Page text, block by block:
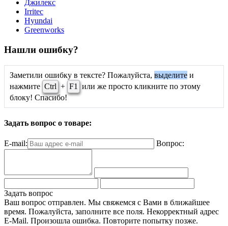
Джилекс
Irritec
Hyundai
Greenworks
Нашли ошибку?
Заметили ошибку в тексте? Пожалуйста, выделите и
нажмите Ctrl + F1
или же просто кликните по этому
блоку! Спасибо!
Задать вопрос о товаре:
E-mail: Вопрос:
Задать вопрос
Ваш вопрос отправлен. Мы свяжемся с Вами в ближайшее
время. Пожалуйста, заполните все поля. Некорректный адрес
E-Mail. Произошла ошибка. Повторите попытку позже.